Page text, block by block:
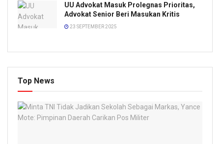
UU Advokat Masuk Prolegnas Prioritas,
Advokat Senior Beri Masukan Kritis
23 SEPTEMBER 2025
Top News